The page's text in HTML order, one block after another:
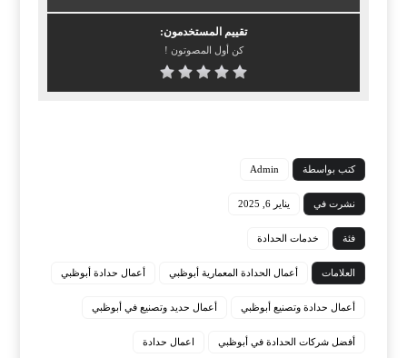
تقييم المستخدمون:
كن أول المصوتون !
كتب بواسطة Admin
نشرت في يناير 6, 2025
فئة خدمات الحدادة
العلامات أعمال الحدادة المعمارية أبوظبي أعمال حدادة أبوظبي
أعمال حدادة وتصنيع أبوظبي أعمال حديد وتصنيع في أبوظبي
أفضل شركات الحدادة في أبوظبي اعمال حدادة